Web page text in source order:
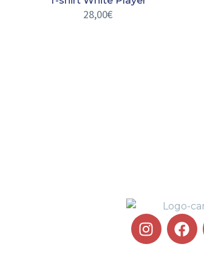
28,00€